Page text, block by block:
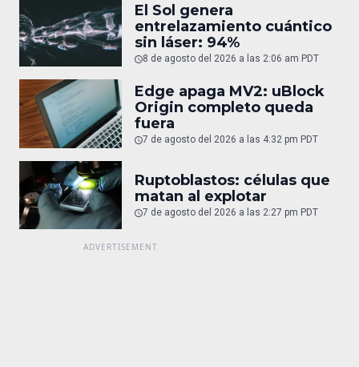
El Sol genera
entrelazamiento cuántico
sin láser: 94%
8 de agosto del 2026 a las 2:06 am PDT
Edge apaga MV2: uBlock
Origin completo queda
fuera
7 de agosto del 2026 a las 4:32 pm PDT
Ruptoblastos: células que
matan al explotar
7 de agosto del 2026 a las 2:27 pm PDT